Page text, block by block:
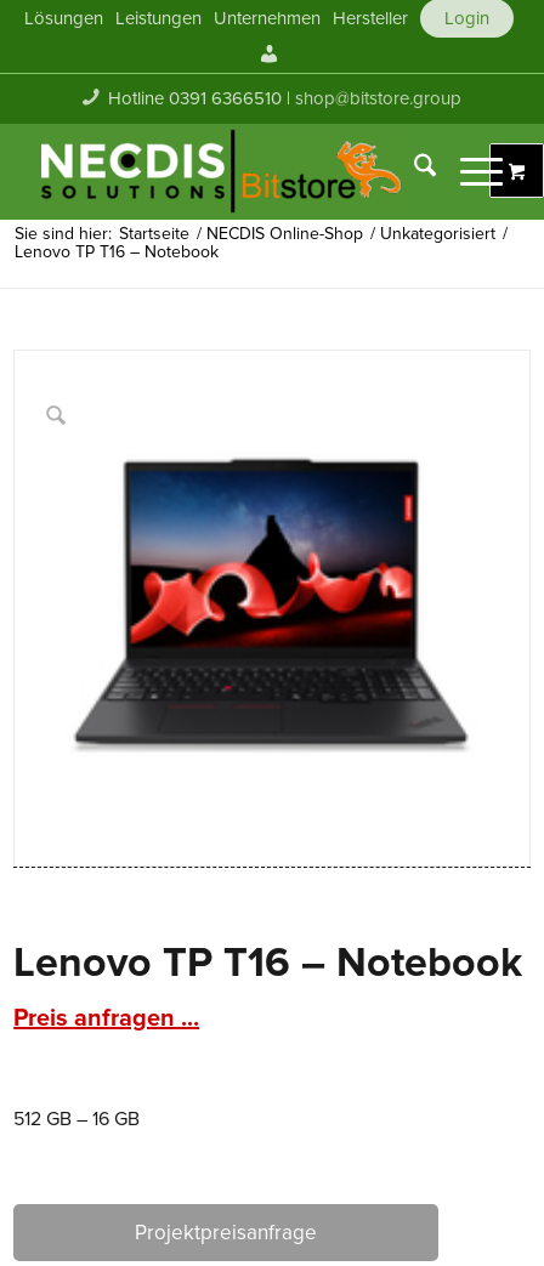
Lösungen Leistungen Unternehmen Hersteller
Login
Konto
Hotline 0391 6366510 |shop@bitstore.group
Sie sind hier: Startseite / NECDIS Online-Shop / Unkategorisiert /
Lenovo TP T16 – Notebook
Lenovo TP T16 – Notebook
Preis anfragen ...
512 GB – 16 GB
Projektpreisanfrage